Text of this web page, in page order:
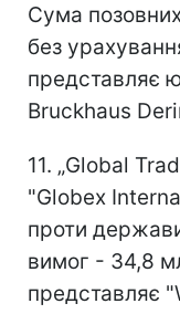
Сума
без
представляє
Bruckhaus
11. „Global
"Globex
проти
вимог - 34,8
представляє